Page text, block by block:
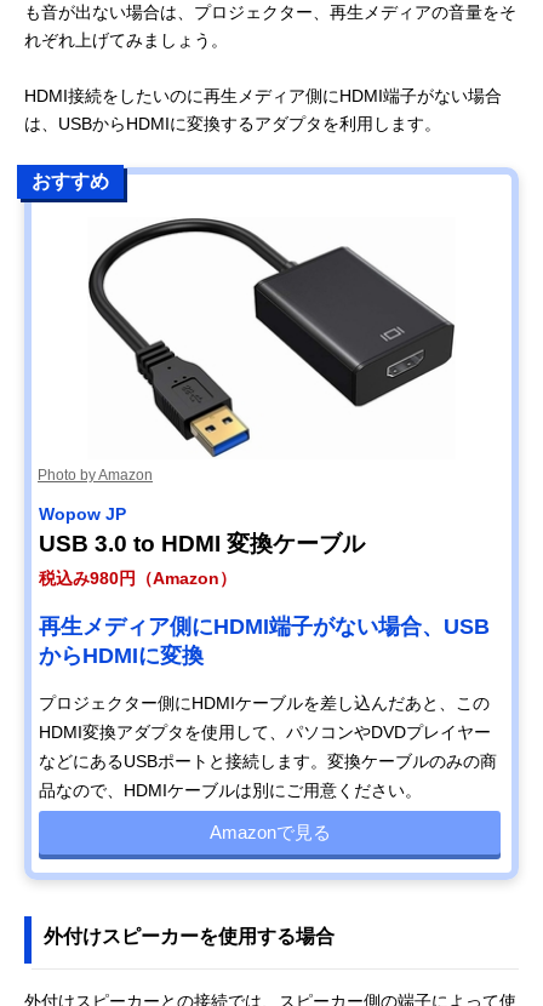
も音が出ない場合は、プロジェクター、再生メディアの音量をそ
れぞれ上げてみましょう。
HDMI接続をしたいのに再生メディア側にHDMI端子がない場合
は、USBからHDMIに変換するアダプタを利用します。
おすすめ
Photo by Amazon
Wopow JP
USB 3.0 to HDMI 変換ケーブル
税込み980円（Amazon）
再生メディア側にHDMI端子がない場合、USB
からHDMIに変換
プロジェクター側にHDMIケーブルを差し込んだあと、この
HDMI変換アダプタを使用して、パソコンやDVDプレイヤー
などにあるUSBポートと接続します。変換ケーブルのみの商
品なので、HDMIケーブルは別にご用意ください。
Amazonで見る
外付けスピーカーを使用する場合
外付けスピーカーとの接続では、スピーカー側の端子によって使